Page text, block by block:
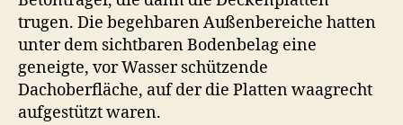
trugen. Die begehbaren Außenbereiche hatten
unter dem sichtbaren Bodenbelag eine
geneigte, vor Wasser schützende
Dachoberfläche, auf der die Platten waagrecht
aufgestützt waren.